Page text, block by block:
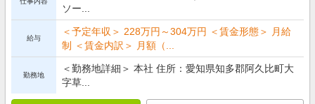
ソー...
給与
＜予定年収＞ 228万円～304万円 ＜賃金形態＞ 月給
制 ＜賃金内訳＞ 月額（...
勤務地
＜勤務地詳細＞ 本社 住所：愛知県知多郡阿久比町大
字草...